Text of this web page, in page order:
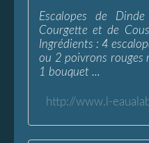
Escalopes de
Courgette et de
Ingrédients : 4
ou 2 poivrons rouges
1 bouquet ...